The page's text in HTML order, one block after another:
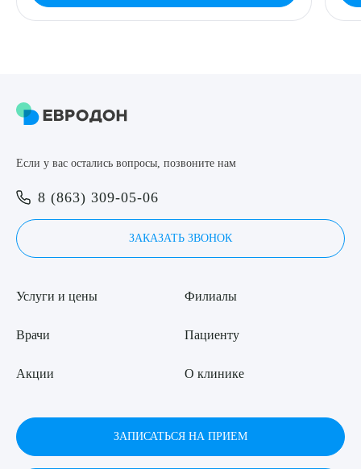
Если у вас остались вопросы, позвоните нам
8 (863) 309-05-06
ЗАКАЗАТЬ ЗВОНОК
Услуги и цены
Врачи
Акции
Филиалы
Пациенту
О клинике
ЗАПИСАТЬСЯ НА ПРИЕМ
Выберите сопутствующую услугу